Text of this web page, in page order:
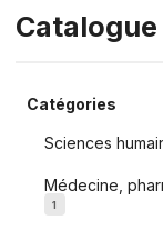
Catalogue
Catégories
Sciences
Médecine,
1